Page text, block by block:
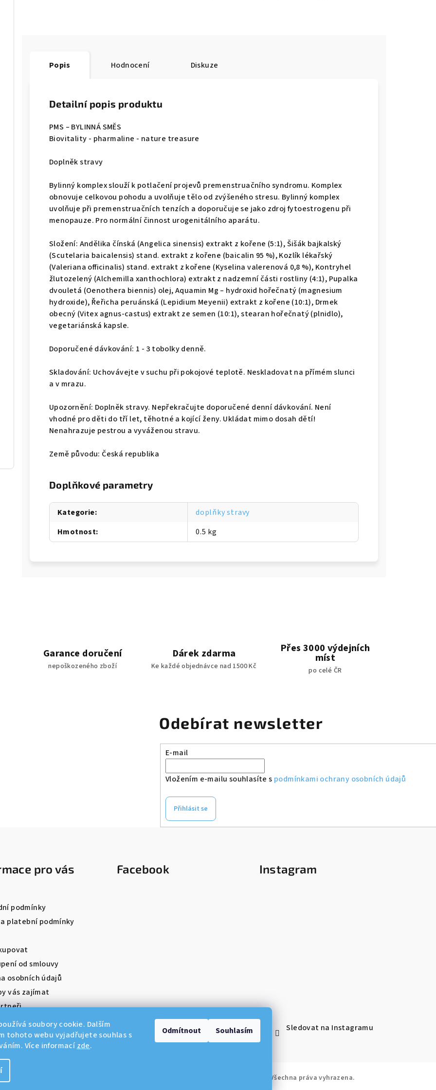
soubory cookie. Dalším
tohoto webu vyjadřujete souhlas s
Více informací zde.
Odmítnout Souhlasím
Popis Hodnocení Diskuze
Detailní popis produktu
PMS – BYLINNÁ SMĚS
Biovitality - pharmaline - nature treasure
Doplněk stravy
Bylinný komplex slouží k potlačení projevů premenstruačního syndromu. Komplex
obnovuje celkovou pohodu a uvolňuje tělo od zvýšeného stresu. Bylinný komplex
uvolňuje při premenstruačních tenzích a doporučuje se jako zdroj fytoestrogenu při
menopauze. Pro normální činnost urogenitálního aparátu.
Složení: Andělika čínská (Angelica sinensis) extrakt z kořene (5:1), Šišák bajkalský
(Scutelaria baicalensis) stand. extrakt z kořene (baicalin 95 %), Kozlík lékařský
(Valeriana officinalis) stand. extrakt z kořene (Kyselina valerenová 0,8 %), Kontryhel
žlutozelený (Alchemilla xanthochlora) extrakt z nadzemní části rostliny (4:1), Pupalka
dvouletá (Oenothera biennis) olej, Aquamin Mg – hydroxid hořečnatý (magnesium
hydroxide), Řeřicha peruánská (Lepidium Meyenii) extrakt z kořene (10:1), Drmek
obecný (Vitex agnus-castus) extrakt ze semen (10:1), stearan hořečnatý (plnidlo),
vegetariánská kapsle.
Doporučené dávkování: 1 - 3 tobolky denně.
Skladování: Uchovávejte v suchu při pokojové teplotě. Neskladovat na přímém slunci
a v mrazu.
Upozornění: Doplněk stravy. Nepřekračujte doporučené denní dávkování. Není
vhodné pro děti do tří let, těhotné a kojící ženy. Ukládat mimo dosah dětí!
Nenahrazuje pestrou a vyváženou stravu.
Země původu: Česká republika
Doplňkové parametry
Kategorie:
doplňky stravy
Hmotnost: 0.5 kg
Garance doručení
nepoškozeného zboží
Dárek zdarma
Ke každé objednávce nad 1500 Kč
Přes 3000 výdejních
míst
po celé ČR
Odebírat newsletter
E-mail
Vložením e-mailu souhlasíte s podmínkami ochrany osobních údajů
Přihlásit se
pro vás
podmínky
a platební podmínky
od smlouvy
osobních údajů
vás zajímat
Facebook Instagram
Sledovat na Instagramu
. Všechna práva vyhrazena.